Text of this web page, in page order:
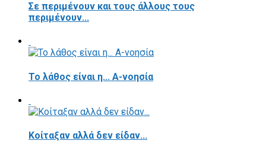
Σε περιμένουν και τους άλλους τους
περιμένουν...
Το λάθος είναι η... Α-νοησία
Κοίταξαν αλλά δεν είδαν...